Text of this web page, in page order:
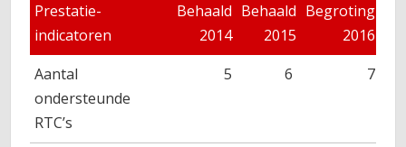
Prestatie-
indicatoren
Behaald
2014
Behaald
2015
Begroting
2016
Aantal
ondersteunde
RTC’s
5 6 7